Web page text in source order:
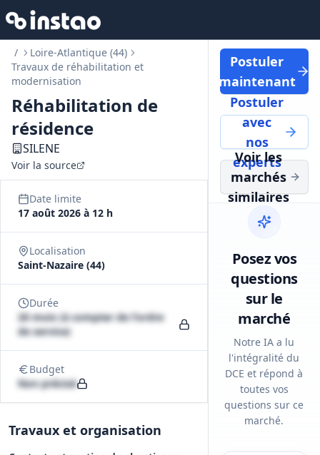
/
Loire-Atlantique (44)
Travaux de réhabilitation et
modernisation
Réhabilitation de
résidence
SILENE
Voir la source
Date limite
17 août 2026 à 12 h
Localisation
Saint-Nazaire (44)
Durée
20 mois (à compter de l'ordre
de service)
Budget
Non précisé
Travaux et organisation
Postuler
maintenant
Postuler
avec
nos
experts
Voir les
marchés
similaires
Posez vos
questions
sur le
marché
Notre IA a lu
l'intégralité du
DCE et répond à
toutes vos
questions sur ce
marché.